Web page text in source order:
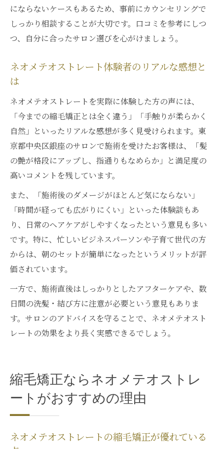
にならないケースもあるため、事前にカウンセリングで
しっかり相談することが大切です。口コミを参考にしつ
つ、自分に合ったサロン選びを心がけましょう。
ネオメテオストレート体験者のリアルな感想と
は
ネオメテオストレートを実際に体験した方の声には、
「今までの縮毛矯正とは全く違う」「手触りが柔らかく
自然」といったリアルな感想が多く見受けられます。東
京都中央区銀座のサロンで施術を受けたお客様は、「髪
の艶が格段にアップし、指通りもなめらか」と満足度の
高いコメントを残しています。
また、「施術後のダメージがほとんど気にならない」
「時間が経っても広がりにくい」といった体験談もあ
り、日常のヘアケアがしやすくなったという意見も多い
です。特に、忙しいビジネスパーソンや子育て世代の方
からは、朝のセットが簡単になったというメリットが評
価されています。
一方で、施術直後はしっかりとしたアフターケアや、数
日間の洗髪・結び方に注意が必要という意見もありま
す。サロンのアドバイスを守ることで、ネオメテオスト
レートの効果をより長く実感できるでしょう。
縮毛矯正ならネオメテオストレ
ートがおすすめの理由
ネオメテオストレートの縮毛矯正が優れている